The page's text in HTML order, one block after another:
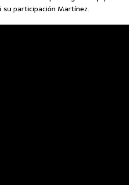
su participación Martínez.